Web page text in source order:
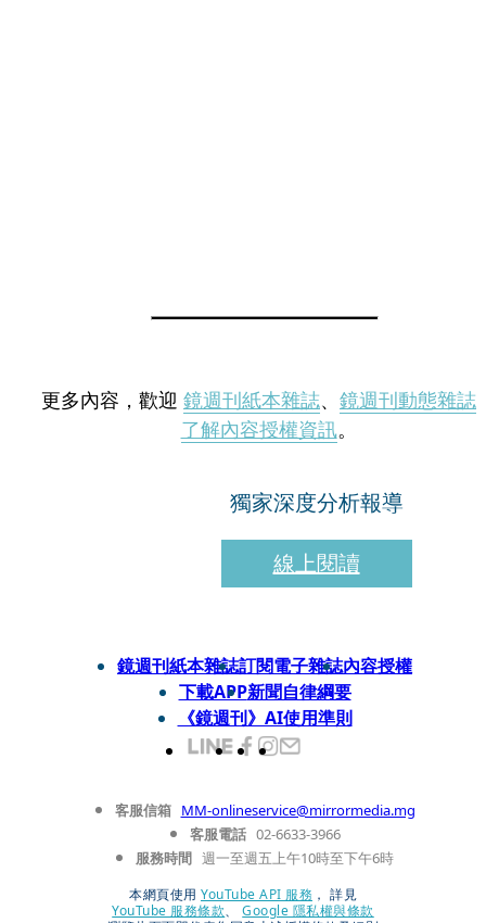
更多內容，歡迎 鏡週刊紙本雜誌、 鏡週刊動態雜誌
了解內容授權資訊。
獨家深度分析報導
線上閱讀
鏡週刊紙本雜誌訂閱電子雜誌內容授權
下載APP新聞自律綱要
《鏡週刊》AI使用準則
客服信箱 MM-onlineservice@mirrormedia.mg
客服電話 02-6633-3966
服務時間 週一至週五上午10時至下午6時
本網頁使用 YouTube API 服務 ， 詳見
YouTube 服務條款、
Google 隱私權與條款